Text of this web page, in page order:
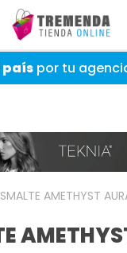
país por tu
AMETHYST